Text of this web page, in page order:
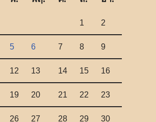
1 2
5 6 7 8 9
12 13 14 15 16
19 20 21 22 23
26 27 28 29 30